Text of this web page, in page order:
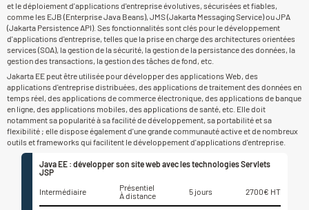
et le déploiement d'applications d'entreprise évolutives, sécurisées et fiables,
comme les EJB (Enterprise Java Beans), JMS (Jakarta Messaging Service) ou JPA
(Jakarta Persistence API). Ses fonctionnalités sont clés pour le développement
d'applications d'entreprise, telles que la prise en charge des architectures orientées
services (SOA), la gestion de la sécurité, la gestion de la persistance des données, la
gestion des transactions, la gestion des tâches de fond, etc.
Jakarta EE peut être utilisée pour développer des applications Web, des
applications d'entreprise distribuées, des applications de traitement des données en
temps réel, des applications de commerce électronique, des applications de banque
en ligne, des applications mobiles, des applications de santé, etc. Elle doit
notamment sa popularité à sa facilité de développement, sa portabilité et sa
flexibilité ; elle dispose également d'une grande communauté active et de nombreux
outils et frameworks qui facilitent le développement d'applications d'entreprise.
Java EE : développer son site web avec les technologies Servlets
JSP
Intermédiaire
Présentiel
À distance
5 jours 2700€ HT